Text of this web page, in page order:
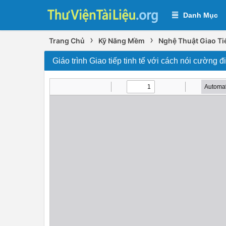
Danh Mục
Trang Chủ › Kỹ Năng Mềm › Nghệ Thuật Giao
Giáo trình Giao tiếp tinh tế với cách nói cường